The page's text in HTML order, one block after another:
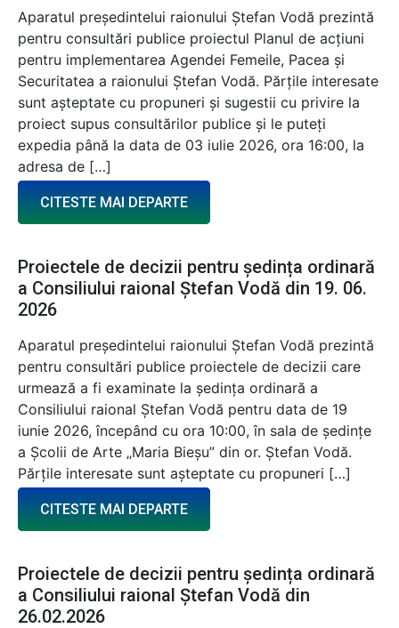
Aparatul președintelui raionului Ștefan Vodă prezintă
pentru consultări publice proiectul Planul de acțiuni
pentru implementarea Agendei Femeile, Pacea și
Securitatea a raionului Ștefan Vodă. Părțile interesate
sunt așteptate cu propuneri și sugestii cu privire la
proiect supus consultărilor publice și le puteți
expedia până la data de 03 iulie 2026, ora 16:00, la
adresa de […]
CITESTE MAI DEPARTE
Proiectele de decizii pentru ședința ordinară
a Consiliului raional Ștefan Vodă din 19. 06.
2026
Aparatul președintelui raionului Ștefan Vodă prezintă
pentru consultări publice proiectele de decizii care
urmează a fi examinate la ședința ordinară a
Consiliului raional Ștefan Vodă pentru data de 19
iunie 2026, începând cu ora 10:00, în sala de ședințe
a Școlii de Arte „Maria Bieșu” din or. Ștefan Vodă.
Părțile interesate sunt așteptate cu propuneri […]
CITESTE MAI DEPARTE
Proiectele de decizii pentru ședința ordinară
a Consiliului raional Ștefan Vodă din
26.02.2026